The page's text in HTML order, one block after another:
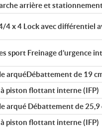
arrière et
4 x 4 Lock avec différentiel
sport Freinage d’urgence
arquéDébattement de 19
piston flottant interne (IFP)
arqué Débattement de 25,9
piston flottant interne (IFP)